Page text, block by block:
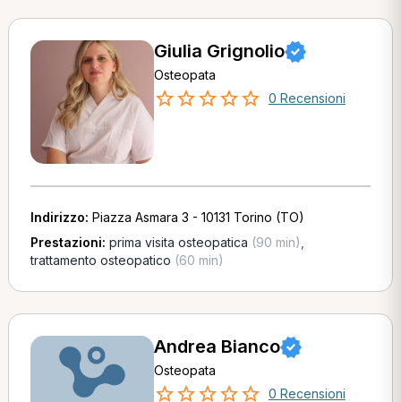
Giulia Grignolio
Osteopata
0 Recensioni
Indirizzo: Piazza Asmara 3 - 10131 Torino (TO)
Prestazioni: prima visita osteopatica (90 min)
trattamento osteopatico (60 min)
Andrea Bianco
Osteopata
0 Recensioni